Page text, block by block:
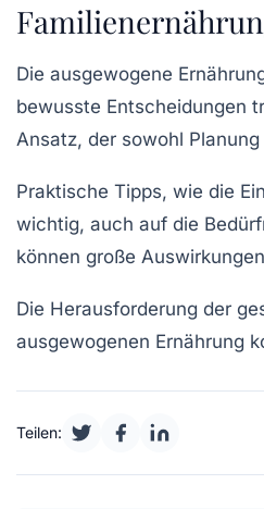
Die ausgewogene
bewusste Entscheidungen
Ansatz, der sowohl
Praktische Tipps, wie die
wichtig, auch auf die
können große
Die Herausforderung der
ausgewogenen Ernährung
Teilen: